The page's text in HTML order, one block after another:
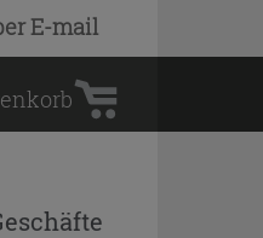
E-mail